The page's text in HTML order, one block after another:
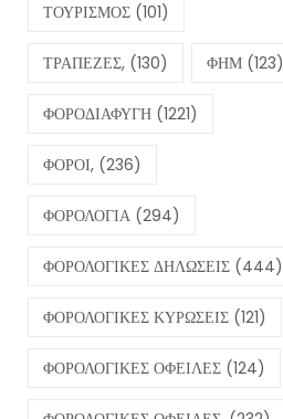
ΤΟΥΡΙΣΜΟΣ (101)
ΤΡΑΠΕΖΕΣ, (130) ΦΗΜ (123)
ΦΟΡΟΔΙΑΦΥΓΗ (1221)
ΦΟΡΟΙ, (236)
ΦΟΡΟΛΟΓΙΑ (294)
ΦΟΡΟΛΟΓΙΚΕΣ ΔΗΛΩΣΕΙΣ (444)
ΦΟΡΟΛΟΓΙΚΕΣ ΚΥΡΩΣΕΙΣ (121)
ΦΟΡΟΛΟΓΙΚΕΣ ΟΦΕΙΛΕΣ (124)